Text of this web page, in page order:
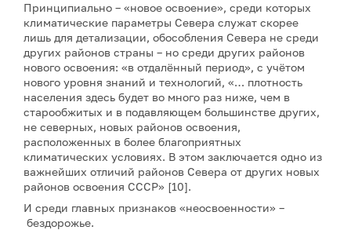
Принципиально – «новое освоение», среди которых
климатические параметры Севера служат скорее
лишь для детализации, обособления Севера не среди
других районов страны – но среди других районов
нового освоения: «в отдалённый период», с учётом
нового уровня знаний и технологий, «… плотность
населения здесь будет во много раз ниже, чем в
старообжитых и в подавляющем большинстве других,
не северных, новых районов освоения,
расположенных в более благоприятных
климатических условиях. В этом заключается одно из
важнейших отличий районов Севера от других новых
районов освоения СССР» [10].
И среди главных признаков «неосвоенности» –
бездорожье.